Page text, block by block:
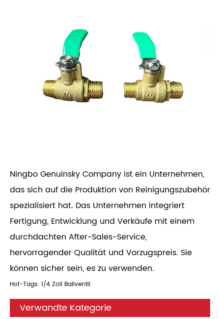
Ningbo Genuinsky Company ist ein Unternehmen,
das sich auf die Produktion von Reinigungszubehör
spezialisiert hat. Das Unternehmen integriert
Fertigung, Entwicklung und Verkäufe mit einem
durchdachten After-Sales-Service,
hervorragender Qualität und Vorzugspreis. Sie
können sicher sein, es zu verwenden.
Hot-Tags: 1/4 Zoll Ballventil
Verwandte Kategorie